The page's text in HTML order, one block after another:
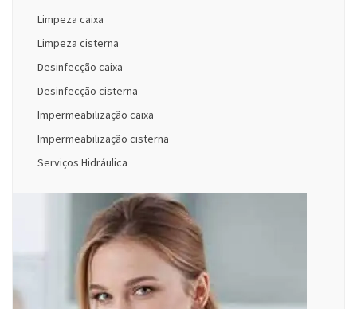
Limpeza caixa
Limpeza cisterna
Desinfecção caixa
Desinfecção cisterna
Impermeabilização caixa
Impermeabilização cisterna
Serviços Hidráulica